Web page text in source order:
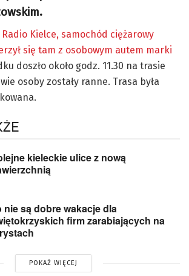
Kielce, samochód ciężarowy
się tam z osobowym autem marki
doszło około godz. 11.30 na trasie
osoby zostały ranne. Trasa była
kieleckie ulice z nową
nie są dobre wakacje dla
firm zarabiających na
POKAŻ WIĘCEJ